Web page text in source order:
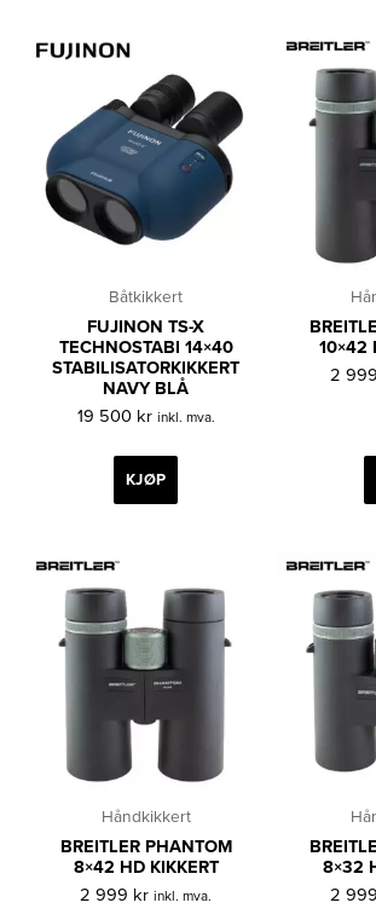
Båtkikkert
FUJINON TS-X
TECHNOSTABI 14×40
STABILISATORKIKKERT
NAVY BLÅ
19 500 kr inkl. mva.
KJØP
10×42
2 999
Håndkikkert
BREITLER PHANTOM
8×42 HD KIKKERT
2 999 kr inkl. mva.
8×32
2 999